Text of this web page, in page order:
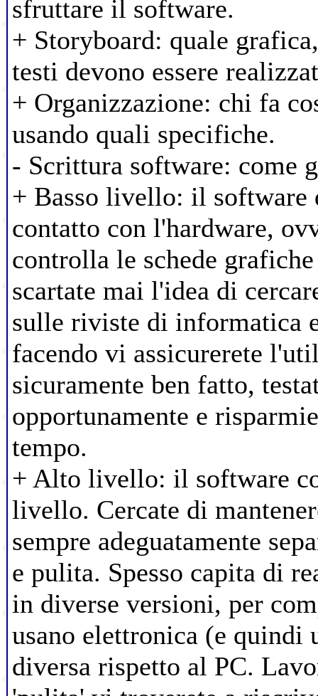
sfruttare il software.
+ Storyboard: quale
testi devono essere
+ Organizzazione: chi fa
usando quali specifiche.
- Scrittura software: come
+ Basso livello: il software
contatto con l'hardware,
controlla le schede
scartate mai l'idea di
sulle riviste di informatica
facendo vi assicurerete
sicuramente ben fatto,
opportunamente e
tempo.
+ Alto livello: il software
livello. Cercate di
sempre adeguatamente
e pulita. Spesso capita di
in diverse versioni, per
usano elettronica (e quindi
diversa rispetto al PC.